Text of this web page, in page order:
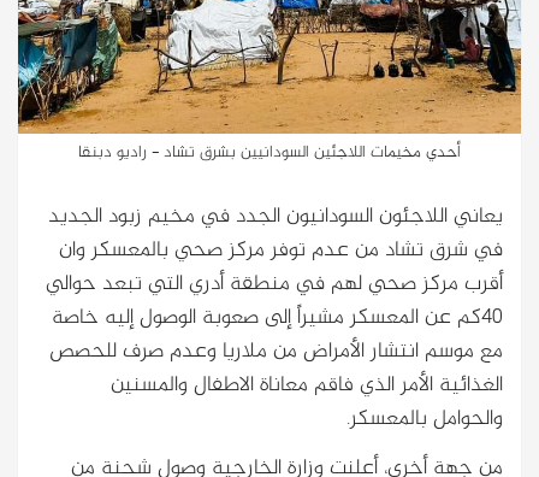
أحدي مخيمات اللاجئين السودانيين بشرق تشاد - راديو دبنقا
يعاني اللاجئون السودانيون الجدد في مخيم زبود الجديد
في شرق تشاد من عدم توفر مركز صحي بالمعسكر وان
أقرب مركز صحي لهم في منطقة أدري التي تبعد حوالي
40كم عن المعسكر مشيراً إلى صعوبة الوصول إليه خاصة
مع موسم انتشار الأمراض من ملاريا وعدم صرف للحصص
الغذائية الأمر الذي فاقم معاناة الاطفال والمسنين
والحوامل بالمعسكر.
من جهة أخرى، أعلنت وزارة الخارجية وصول شحنة من